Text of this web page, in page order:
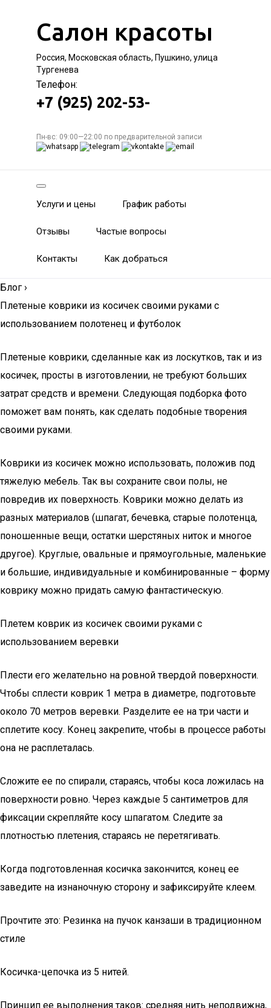
Салон красоты
Россия, Московская область, Пушкино, улица
Тургенева
Телефон:
+7 (925) 202-53-
Пн-вс: 09:00—22:00 по предварительной записи
Услуги и цены График работы
Отзывы Частые вопросы
Контакты Как добраться
Блог ›
Плетеные коврики из косичек своими руками с
использованием полотенец и футболок
Плетеные коврики, сделанные как из лоскутков, так и из
косичек, просты в изготовлении, не требуют больших
затрат средств и времени. Следующая подборка фото
поможет вам понять, как сделать подобные творения
своими руками.
Коврики из косичек можно использовать, положив под
тяжелую мебель. Так вы сохраните свои полы, не
повредив их поверхность. Коврики можно делать из
разных материалов (шпагат, бечевка, старые полотенца,
поношенные вещи, остатки шерстяных ниток и многое
другое). Круглые, овальные и прямоугольные, маленькие
и большие, индивидуальные и комбинированные – форму
коврику можно придать самую фантастическую.
Плетем коврик из косичек своими руками с
использованием веревки
Плести его желательно на ровной твердой поверхности.
Чтобы сплести коврик 1 метра в диаметре, подготовьте
около 70 метров веревки. Разделите ее на три части и
сплетите косу. Конец закрепите, чтобы в процессе работы
она не расплеталась.
Сложите ее по спирали, стараясь, чтобы коса ложилась на
поверхности ровно. Через каждые 5 сантиметров для
фиксации скрепляйте косу шпагатом. Следите за
плотностью плетения, стараясь не перетягивать.
Когда подготовленная косичка закончится, конец ее
заведите на изнаночную сторону и зафиксируйте клеем.
Прочтите это: Резинка на пучок канзаши в традиционном
стиле
Косичка-цепочка из 5 нитей.
Принцип ее выполнения таков: средняя нить неподвижна,